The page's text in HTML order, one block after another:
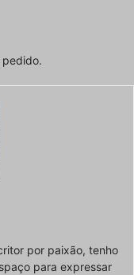
pedido.
por paixão, tenho
para expressar